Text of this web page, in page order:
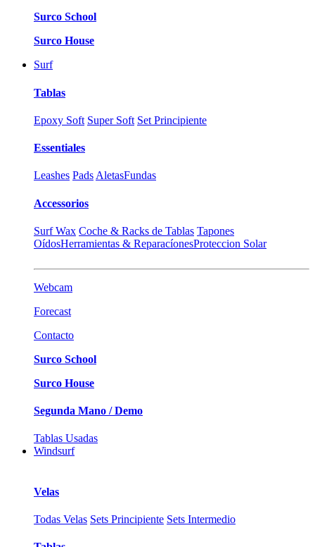
Surco School
Surco House
Surf
Tablas
Epoxy Soft Super Soft Set Principiente
Essentiales
Leashes Pads AletasFundas
Accessorios
Surf Wax Coche & Racks de Tablas Tapones
OídosHerramientas & ReparacíonesProteccion Solar
Webcam
Forecast
Contacto
Surco School
Surco House
Segunda Mano / Demo
Tablas Usadas
Windsurf
Velas
Todas Velas Sets Principiente Sets Intermedio